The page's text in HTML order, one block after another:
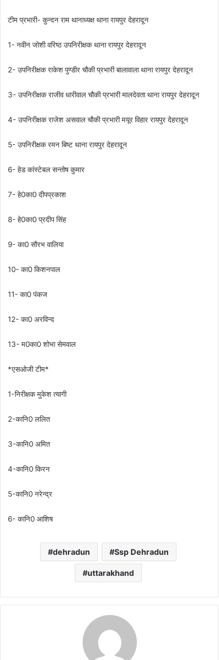
टीम प्रभारी- कुन्दन राम थानाध्यक्ष थाना रायपुर देहरादून
1- नवीन जोशी वरिष्ठ उपनिरीक्षक थाना रायपुर देहरादून
2- उपनिरीक्षक राकेश पुण्डीर चौकी प्रभारी बालावाला थाना रायपुर देहरादून
3- उपनिरीक्षक राजीव धारीवाल चौकी प्रभारी मालदेवता थाना रायपुर देहरादून
4- उपनिरीक्षक राजेश असवाल चौकी प्रभारी मयूर विहार रायपुर देहरादून
5- उपनिरीक्षक रमन बिष्ट थाना रायपुर देहरादून
6- हेड कांस्टेबल सन्तोष कुमार
7- हे0का0 दीपप्रकाश
8- हे0का0 प्रदीप सिंह
9- का0 सौरभ वालिया
10- का0 किशनपाल
11- का0 पंकज
12- का0 अरविन्द
13- म0का0 शोभा सेमवाल
*एसओजी टीम*
1-निरीक्षक मुकेश त्यागी
2-कानि0 ललित
3-कानि0 अमित
4-कानि0 किरन
5-कानि0 नरेन्द्र
6- कानि0 आशिष
dehradun Ssp Dehradun
uttarakhand